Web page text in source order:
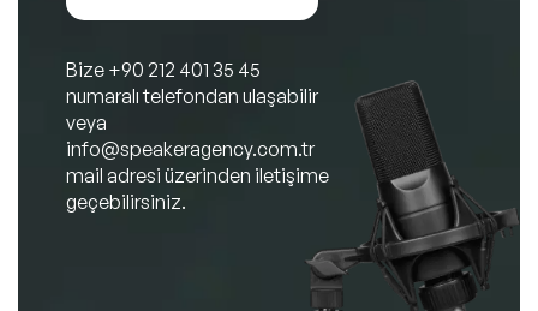
Bize +90 212 401 35 45
numaralı telefondan ulaşabilir
veya
info@speakeragency.com.tr
mail adresi üzerinden iletişime
geçebilirsiniz.